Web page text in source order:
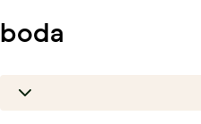
boda